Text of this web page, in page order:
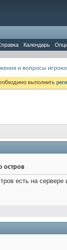
Календарь
и вопросы
выполнить
остров
есть на